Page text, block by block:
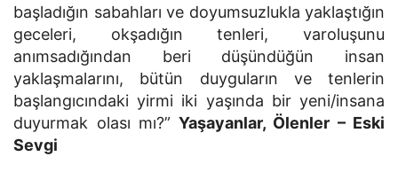
başladığın sabahları ve doyumsuzlukla yaklaştığın
geceleri, okşadığın tenleri, varoluşunu
anımsadığından beri düşündüğün insan
yaklaşmalarını, bütün duyguların ve tenlerin
başlangıcındaki yirmi iki yaşında bir yeni/insana
duyurmak olası mı?” Yaşayanlar, Ölenler – Eski
Sevgi